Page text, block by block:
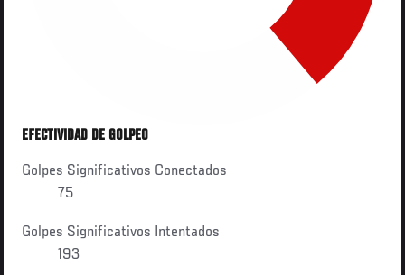
EFECTIVIDAD DE GOLPEO
Golpes Significativos Conectados
75
Golpes Significativos Intentados
193